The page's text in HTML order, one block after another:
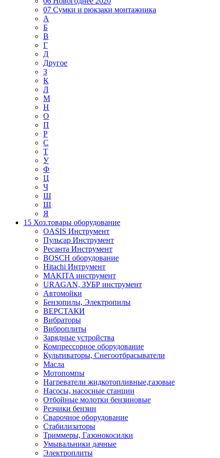
07 Сумки и рюкзаки монтажника
А
Б
В
Г
Д
Другое
З
К
Л
М
Н
О
П
Р
С
Т
У
Ф
Ц
Ч
Ш
Щ
Я
15 Хоз.товары оборудование
OASIS Инструмент
Пульсар Инструмент
Ресанта Инструмент
BOSCH оборудование
Hitachi Интрумент
MAKITA инструмент
URAGAN, ЗУБР инструмент
Автомойки
Бензопилы, Электропилы
ВЕРСТАКИ
Вибраторы
Виброплиты
Зарядные устройства
Компрессорное оборудование
Культиваторы, Снегоотбрасыватели
Масла
Мотопомпы
Нагреватели жидкотопливные,газовые
Насосы, насосные станции
Отбойные молотки бензиновые
Резчики бензин
Сварочное оборудование
Стабилизаторы
Триммеры, Газонокосилки
Умывальники дачные
Электроплиты